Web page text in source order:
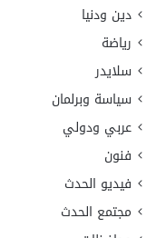
دين ودنيا
رياضة
سلايدر
سياسة وبرلمان
عربي ودولي
فنون
فيديو الحدث
مجتمع الحدث